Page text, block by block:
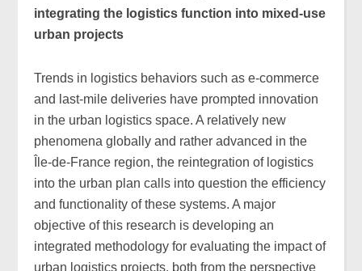
integrating the logistics function into mixed-use
urban projects
Trends in logistics behaviors such as e-commerce
and last-mile deliveries have prompted innovation
in the urban logistics space. A relatively new
phenomena globally and rather advanced in the
Île-de-France region, the reintegration of logistics
into the urban plan calls into question the efficiency
and functionality of these systems. A major
objective of this research is developing an
integrated methodology for evaluating the impact of
urban logistics projects, both from the perspective